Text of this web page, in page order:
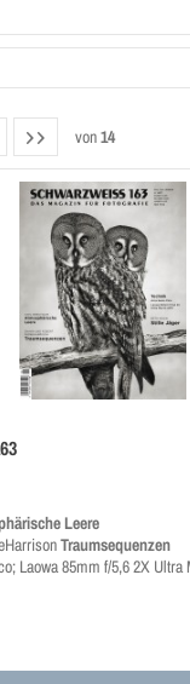
von14
Leere
Traumsequenzen
Laowa 85mm f/5,6 2X Ultra